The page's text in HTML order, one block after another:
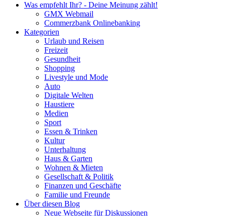
Was empfehlt Ihr? - Deine Meinung zählt!
GMX Webmail
Commerzbank Onlinebanking
Kategorien
Urlaub und Reisen
Freizeit
Gesundheit
Shopping
Livestyle und Mode
Auto
Digitale Welten
Haustiere
Medien
Sport
Essen & Trinken
Kultur
Unterhaltung
Haus & Garten
Wohnen & Mieten
Gesellschaft & Politik
Finanzen und Geschäfte
Familie und Freunde
Über diesen Blog
Neue Webseite für Diskussionen